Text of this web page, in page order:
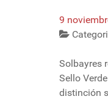
9
Solbayres
Sello
distinción